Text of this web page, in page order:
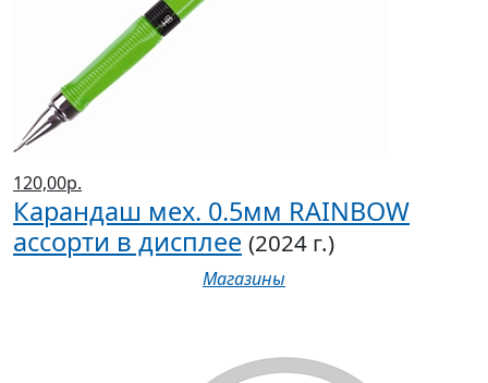
120,00р.
Карандаш мех. 0.5мм RAINBOW
ассорти в дисплее (2024 г.)
Магазины